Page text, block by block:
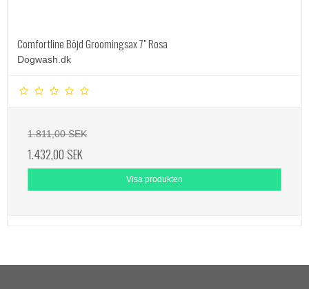
Comfortline Böjd Groomingsax 7" Rosa
Dogwash.dk
1.811,00 SEK
1.432,00 SEK
Visa produkten